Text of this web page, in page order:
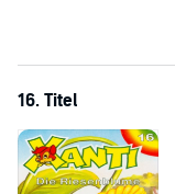
16. Titel